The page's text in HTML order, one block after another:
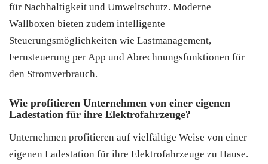
für Nachhaltigkeit und Umweltschutz. Moderne
Wallboxen bieten zudem intelligente
Steuerungsmöglichkeiten wie Lastmanagement,
Fernsteuerung per App und Abrechnungsfunktionen für
den Stromverbrauch.
Wie profitieren Unternehmen von einer eigenen
Ladestation für ihre Elektrofahrzeuge?
Unternehmen profitieren auf vielfältige Weise von einer
eigenen Ladestation für ihre Elektrofahrzeuge zu Hause.